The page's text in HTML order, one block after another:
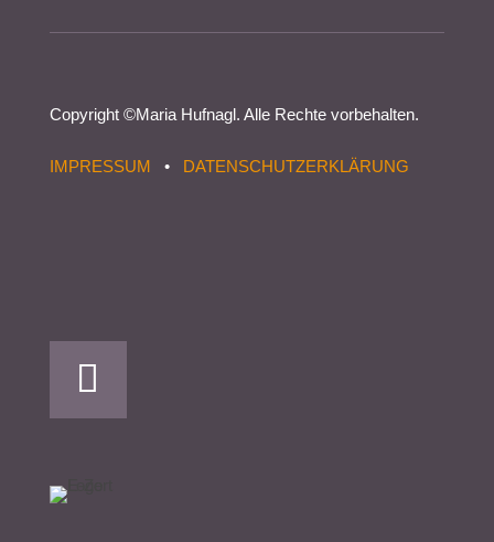
Copyright ©Maria Hufnagl. Alle Rechte vorbehalten.
IMPRESSUM • DATENSCHUTZERKLÄRUNG